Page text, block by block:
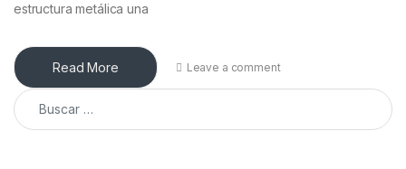
estructura metálica una
Read More Leave a comment
Buscar: